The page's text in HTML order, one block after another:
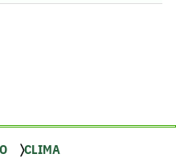
CLIMA